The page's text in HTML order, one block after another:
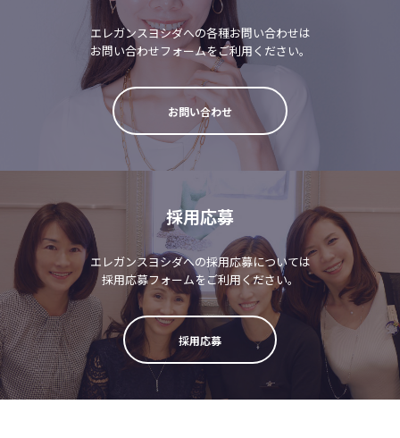
エレガンスヨシダへの各種お問い合わせは
お問い合わせフォームをご利用ください。
お問い合わせ
採用応募
エレガンスヨシダへの採用応募については
採用応募フォームをご利用ください。
採用応募